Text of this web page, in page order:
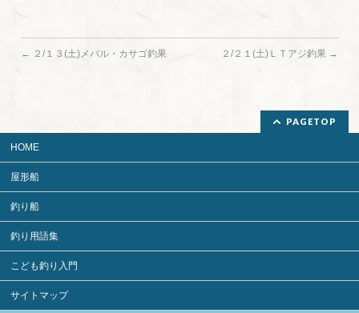
← ２/１３(土)メバル・カサゴ釣果 ２/２１(土)ＬＴアジ釣果 →
PAGETOP
HOME
屋形船
釣り船
釣り用語集
こども釣り入門
サイトマップ